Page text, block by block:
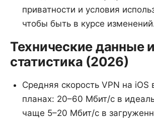
приватности и условия
чтобы быть в курсе
Технические данные и
статистика (2026)
Средняя скорость VPN на iOS
планах: 20–60 Мбит/с в
чаще 5–20 Мбит/с в